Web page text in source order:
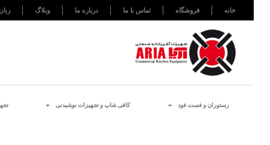
خانه فروشگاه تماس با ما درباره ما وبلاگ
رستوران و فست فود کافی شاپ و تجهیزات نوشیدنی